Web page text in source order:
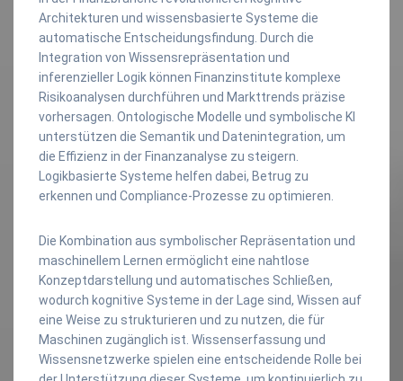
Architekturen und wissensbasierte Systeme die
automatische Entscheidungsfindung. Durch die
Integration von Wissensrepräsentation und
inferenzieller Logik können Finanzinstitute komplexe
Risikoanalysen durchführen und Markttrends präzise
vorhersagen. Ontologische Modelle und symbolische KI
unterstützen die Semantik und Datenintegration, um
die Effizienz in der Finanzanalyse zu steigern.
Logikbasierte Systeme helfen dabei, Betrug zu
erkennen und Compliance-Prozesse zu optimieren.
Die Kombination aus symbolischer Repräsentation und
maschinellem Lernen ermöglicht eine nahtlose
Konzeptdarstellung und automatisches Schließen,
wodurch kognitive Systeme in der Lage sind, Wissen auf
eine Weise zu strukturieren und zu nutzen, die für
Maschinen zugänglich ist. Wissenserfassung und
Wissensnetzwerke spielen eine entscheidende Rolle bei